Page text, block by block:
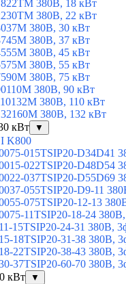
380В, 18 кВт
380В, 22 кВт
380В, 30 кВт
380В, 37 кВт
380В, 45 кВт
380В, 55 кВт
380В, 75 кВт
380В, 90 кВт
380В, 110 кВт
380В, 132 кВт
кВт
▼
K800
015TSIP20-D34D41
022TSIP20-D48D54
037TSIP20-D55D69
055TSIP20-D9-11
075TSIP20-12-13
11TSIP20-18-24
15TSIP20-24-31 380В,
18TSIP20-31-38 380В,
22TSIP20-38-43 380В,
37TSIP20-60-70 380В,
кВт
▼